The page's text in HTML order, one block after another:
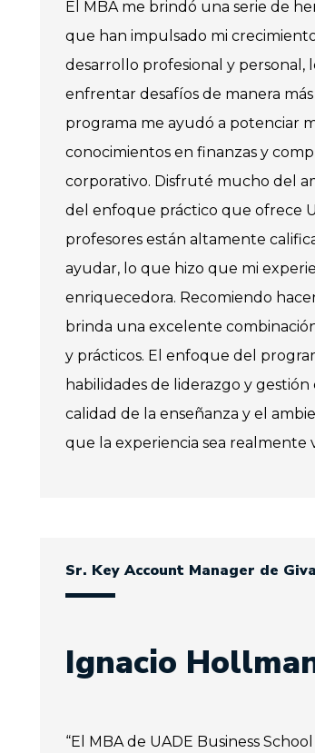
El MBA me brindó una serie de
que han impulsado mi
desarrollo profesional y personal,
enfrentar desafíos de manera más
programa me ayudó a potenciar
conocimientos en finanzas y
corporativo. Disfruté mucho del
del enfoque práctico que ofrece
profesores están altamente
ayudar, lo que hizo que mi
enriquecedora. Recomiendo
brinda una excelente
y prácticos. El enfoque del
habilidades de liderazgo y gestión
calidad de la enseñanza y el
que la experiencia sea realmente
Sr. Key Account Manager de
Ignacio
“El MBA de UADE Business